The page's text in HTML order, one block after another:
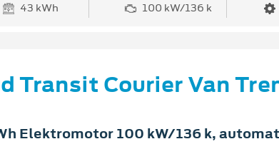
43 kWh 100 kW/136 k
Transit Courier Van
Elektromotor 100 kW/136 k,